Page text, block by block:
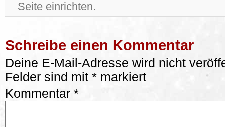
Seite einrichten.
Schreibe einen Kommentar
Deine E-Mail-Adresse wird nicht
Felder sind mit * markiert
Kommentar *